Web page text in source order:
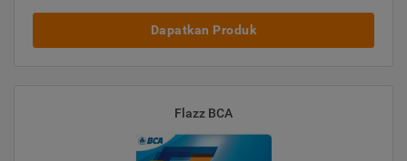
Dapatkan Produk
Flazz BCA